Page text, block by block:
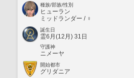
種族/部族/性別
ヒューラン
ミッドランダー / ♀
誕生日
霊6月(12月) 31日
守護神
ニメーヤ
開始都市
グリダニア